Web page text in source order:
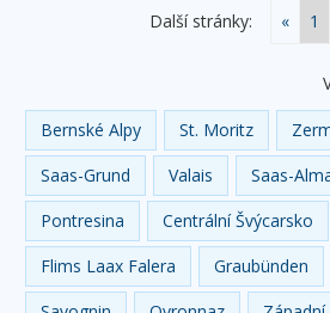
Další stránky: « 1
Bernské Alpy St. Moritz
Saas-Grund
Valais Saas-
Pontresina
Centrální Švýcarsko
Flims Laax Falera
Graubünden